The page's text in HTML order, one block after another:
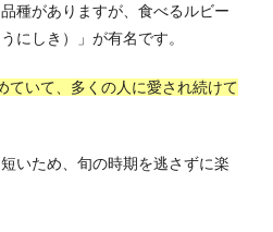
種がありますが、食べるルビー
にしき）」が有名です。
ていて、多くの人に愛され続けて
いため、旬の時期を逃さずに楽